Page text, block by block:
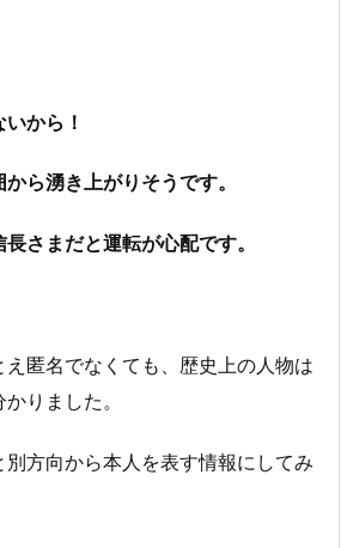
から！
ら湧き上がりそうです。
さまだと運転が心配です。
匿名でなくても、歴史上の人物は
りました。
方向から本人を表す情報にしてみ